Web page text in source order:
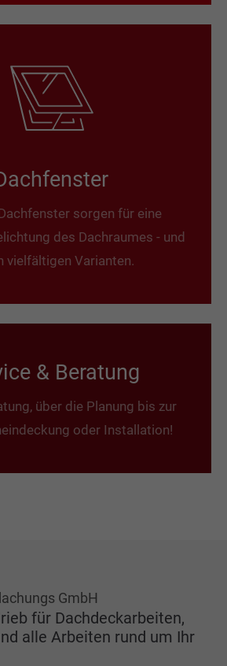
sorgen für eine
des Dachraumes - und
vielfältigen Varianten.
& Beratung
über die Planung bis zur
oder Installation!
GmbH
für Dachdeckarbeiten,
alle Arbeiten rund um Ihr